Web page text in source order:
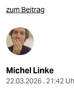
zum Beitrag
Michel Linke
22.03.2026 , 21:42